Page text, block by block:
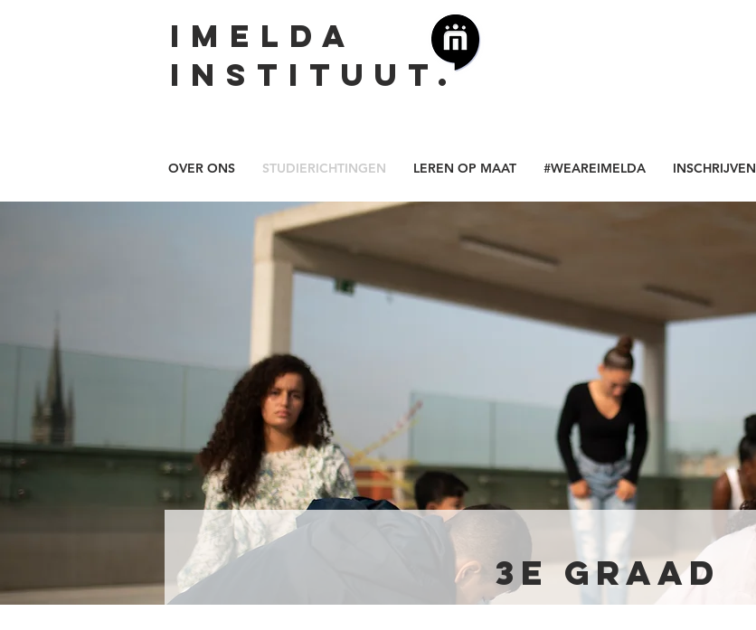
Imelda
Instituut.
OVER ONS STUDIERICHTINGEN LEREN OP MAAT #WEAREIMELDA INSCHRIJVEN
3e graad